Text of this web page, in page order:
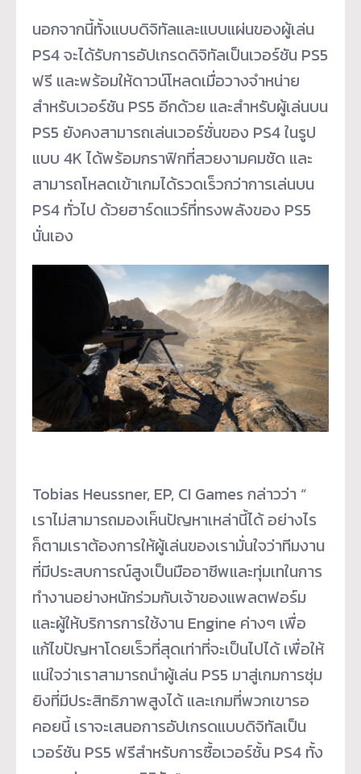
นอกจากนี้ทั้งแบบดิจิทัลและแบบแผ่นของผู้เล่น
PS4 จะได้รับการอัปเกรดดิจิทัลเป็นเวอร์ชัน PS5
ฟรี และพร้อมให้ดาวน์โหลดเมื่อวางจำหน่าย
สำหรับเวอร์ชัน PS5 อีกด้วย และสำหรับผู้เล่นบน
PS5 ยังคงสามารถเล่นเวอร์ชั่นของ PS4 ในรูป
แบบ 4K ได้พร้อมกราฟิกที่สวยงามคมชัด และ
สามารถโหลดเข้าเกมได้รวดเร็วกว่าการเล่นบน
PS4 ทั่วไป ด้วยฮาร์ดแวร์ที่ทรงพลังของ PS5
นั่นเอง
Tobias Heussner, EP, CI Games กล่าวว่า “
เราไม่สามารถมองเห็นปัญหาเหล่านี้ได้ อย่างไร
ก็ตามเราต้องการให้ผู้เล่นของเรามั่นใจว่าทีมงาน
ที่มีประสบการณ์สูงเป็นมืออาชีพและทุ่มเทในการ
ทำงานอย่างหนักร่วมกับเจ้าของแพลตฟอร์ม
และผู้ให้บริการการใช้งาน Engine ค่างๆ เพื่อ
แก้ไขปัญหาโดยเร็วที่สุดเท่าที่จะเป็นไปได้ เพื่อให้
แน่ใจว่าเราสามารถนำผู้เล่น PS5 มาสู่เกมการซุ่ม
ยิงที่มีประสิทธิภาพสูงได้ และเกมที่พวกเขารอ
คอยนี้ เราจะเสนอการอัปเกรดแบบดิจิทัลเป็น
เวอร์ชัน PS5 ฟรีสำหรับการซื้อเวอร์ชั้น PS4 ทั้ง